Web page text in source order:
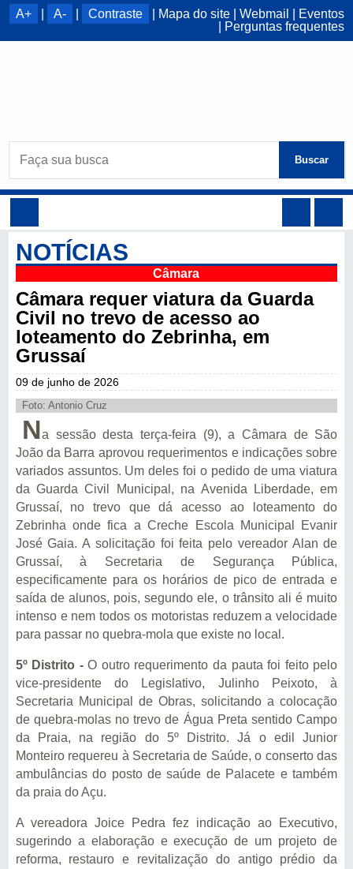
A+ A- Contraste Mapa do site| Webmail
Eventos
Perguntas frequentes
Buscar
NOTÍCIAS
Câmara
Câmara requer viatura da Guarda
Civil no trevo de acesso ao
loteamento do Zebrinha, em
Grussaí
09 de junho de 2026
Foto: Antonio Cruz
Na sessão desta terça-feira (9), a Câmara de São
João da Barra aprovou requerimentos e indicações sobre
variados assuntos. Um deles foi o pedido de uma viatura
da Guarda Civil Municipal, na Avenida Liberdade, em
Grussaí, no trevo que dá acesso ao loteamento do
Zebrinha onde fica a Creche Escola Municipal Evanir
José Gaia. A solicitação foi feita pelo vereador Alan de
Grussaí, à Secretaria de Segurança Pública,
especificamente para os horários de pico de entrada e
saída de alunos, pois, segundo ele, o trânsito ali é muito
intenso e nem todos os motoristas reduzem a velocidade
para passar no quebra-mola que existe no local.
5º Distrito -O outro requerimento da pauta foi feito pelo
vice-presidente do Legislativo, Julinho Peixoto, à
Secretaria Municipal de Obras, solicitando a colocação
de quebra-molas no trevo de Água Preta sentido Campo
da Praia, na região do 5º Distrito. Já o edil Junior
Monteiro requereu à Secretaria de Saúde, o conserto das
ambulâncias do posto de saúde de Palacete e também
da praia do Açu.
A vereadora Joice Pedra fez indicação ao Executivo,
sugerindo a elaboração e execução de um projeto de
reforma, restauro e revitalização do antigo prédio da